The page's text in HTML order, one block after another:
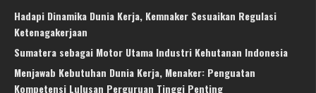
Hadapi Dinamika Dunia Kerja, Kemnaker Sesuaikan Regulasi
Ketenagakerjaan
Sumatera sebagai Motor Utama Industri Kehutanan Indonesia
Menjawab Kebutuhan Dunia Kerja, Menaker: Penguatan
Kompetensi Lulusan Perguruan Tinggi Penting